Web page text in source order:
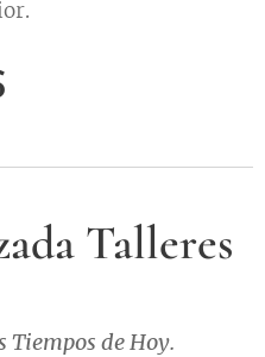
Talleres
Tiempos de Hoy.